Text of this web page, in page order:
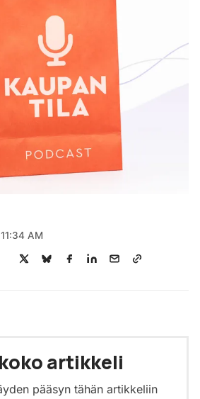
11:34 AM
artikkeli
pääsyn tähän artikkeliin